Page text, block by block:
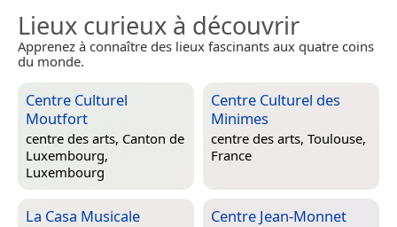
Lieux curieux à découvrir
Apprenez à connaître des lieux fascinants aux quatre coins
du monde.
Centre Culturel
Moutfort
centre des arts, Canton de
Luxembourg,
Luxembourg
Centre Culturel des
Minimes
centre des arts, Toulouse,
France
La Casa Musicale Centre Jean-Monnet